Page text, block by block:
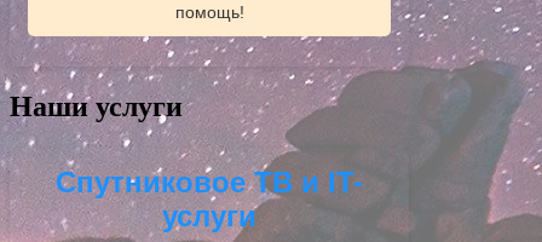
помощь!
Наши услуги
Спутниковое ТВ и IT-
услуги